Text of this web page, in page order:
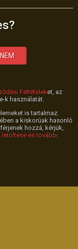
NEM
Feltételeket, az
k használatát.
is tartalmaz.
a kiskorúak hasonló
hozzá, kérjük,
letöltése és további